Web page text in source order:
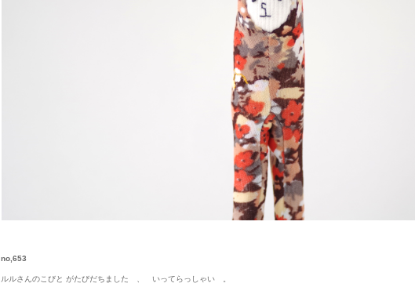
no,653
ルルさんのこびと がたびだちました 、 いってらっしゃい 。